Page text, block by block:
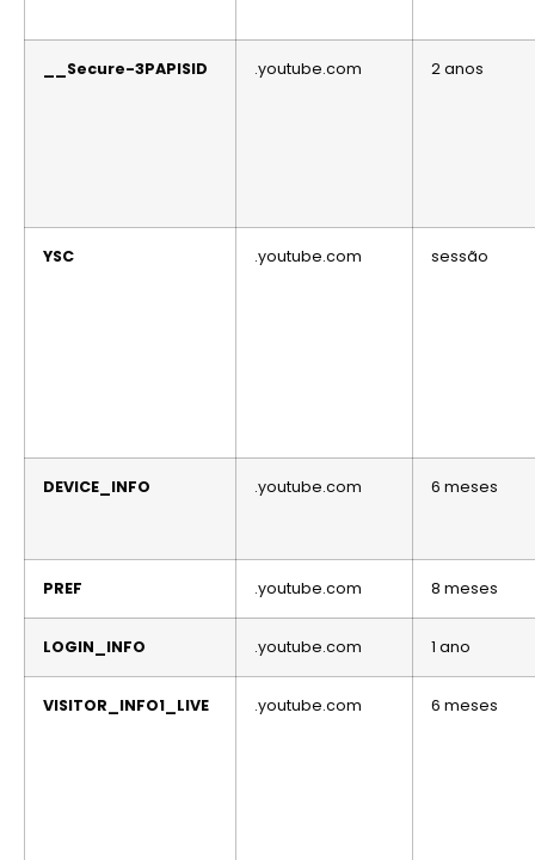
__Secure-3PAPISID .youtube.com 2 anos
YSC .youtube.com sessão
DEVICE_INFO .youtube.com 6 meses
PREF .youtube.com 8 meses
LOGIN_INFO .youtube.com 1 ano
VISITOR_INFO1_LIVE .youtube.com 6 meses